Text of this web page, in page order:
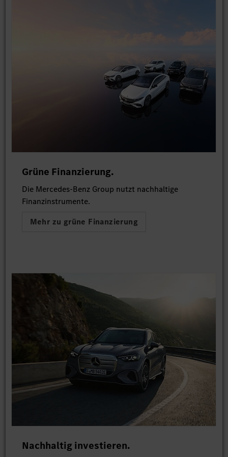
Grüne Finanzierung.
Die Mercedes-Benz Group nutzt nachhaltige
Finanzinstrumente.
Mehr zu grüne Finanzierung
Nachhaltig investieren.